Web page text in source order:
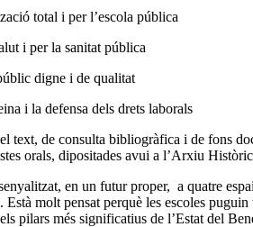
total i per l’escola pública
i per la sanitat pública
digne i de qualitat
i la defensa dels drets laborals
text, de consulta bibliogràfica i de fons
orals, dipositades avui a l’Arxiu
en un futur proper, a quatre
Està molt pensat perquè les escoles
pilars més significatius de l’Estat del